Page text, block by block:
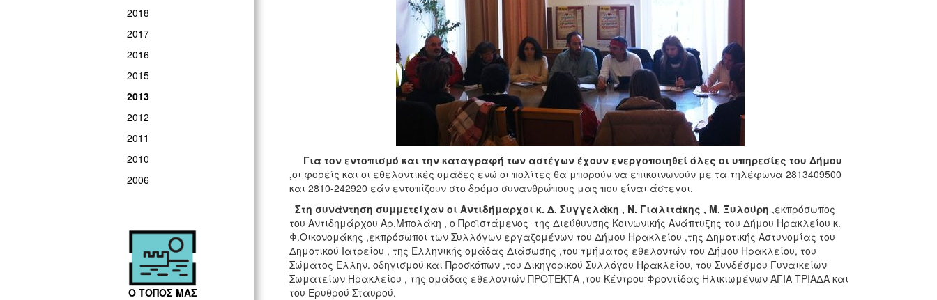
2018
2017
2016
2015
2013
2012
2011
2010
2006
Ο ΤΟΠΟΣ ΜΑΣ
Για τον εντοπισμό και την καταγραφή των αστέγων έχουν ενεργοποιηθεί όλες οι υπηρεσίες του Δήμου
,οι φορείς και οι εθελοντικές ομάδες ενώ οι πολίτες θα μπορούν να επικοινωνούν με τα τηλέφωνα 2813409500
και 2810-242920 εάν εντοπίζουν στο δρόμο συνανθρώπους μας που είναι άστεγοι.
Στη συνάντηση συμμετείχαν οι Αντιδήμαρχοι κ. Δ. Συγγελάκη , Ν. Γιαλιτάκης , Μ. Ξυλούρη ,εκπρόσωπος
του Αντιδημάρχου Αρ.Μπολάκη , ο Προϊστάμενος της Διεύθυνσης Κοινωνικής Ανάπτυξης του Δήμου Ηρακλείου κ.
Φ.Οικονομάκης ,εκπρόσωποι των Συλλόγων εργαζομένων του Δήμου Ηρακλείου ,της Δημοτικής Αστυνομίας του
Δημοτικού Ιατρείου , της Ελληνικής ομάδας Διάσωσης ,του τμήματος εθελοντών του Δήμου Ηρακλείου, του
Σώματος Ελλην. οδηγισμού και Προσκόπων ,του Δικηγορικού Συλλόγου Ηρακλείου, του Συνδέσμου Γυναικείων
Σωματείων Ηρακλείου , της ομάδας εθελοντών ΠΡΟΤΕΚΤΑ ,του Κέντρου Φροντίδας Ηλικιωμένων ΑΓΙΑ ΤΡΙΑΔΑ και
του Ερυθρού Σταυρού.